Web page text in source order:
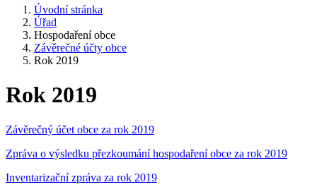
Úvodní stránka
Úřad
Hospodaření obce
Závěrečné účty obce
Rok 2019
Rok 2019
Závěrečný účet obce za rok 2019
Zpráva o výsledku přezkoumání hospodaření obce za rok 2019
Inventarizační zpráva za rok 2019